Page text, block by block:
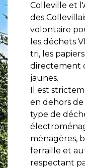
Colleville et
des
volontaire
les déchets
tri, les
directement
jaunes.
Il est
en dehors
type de
ménagères,
ferraille et
respectant